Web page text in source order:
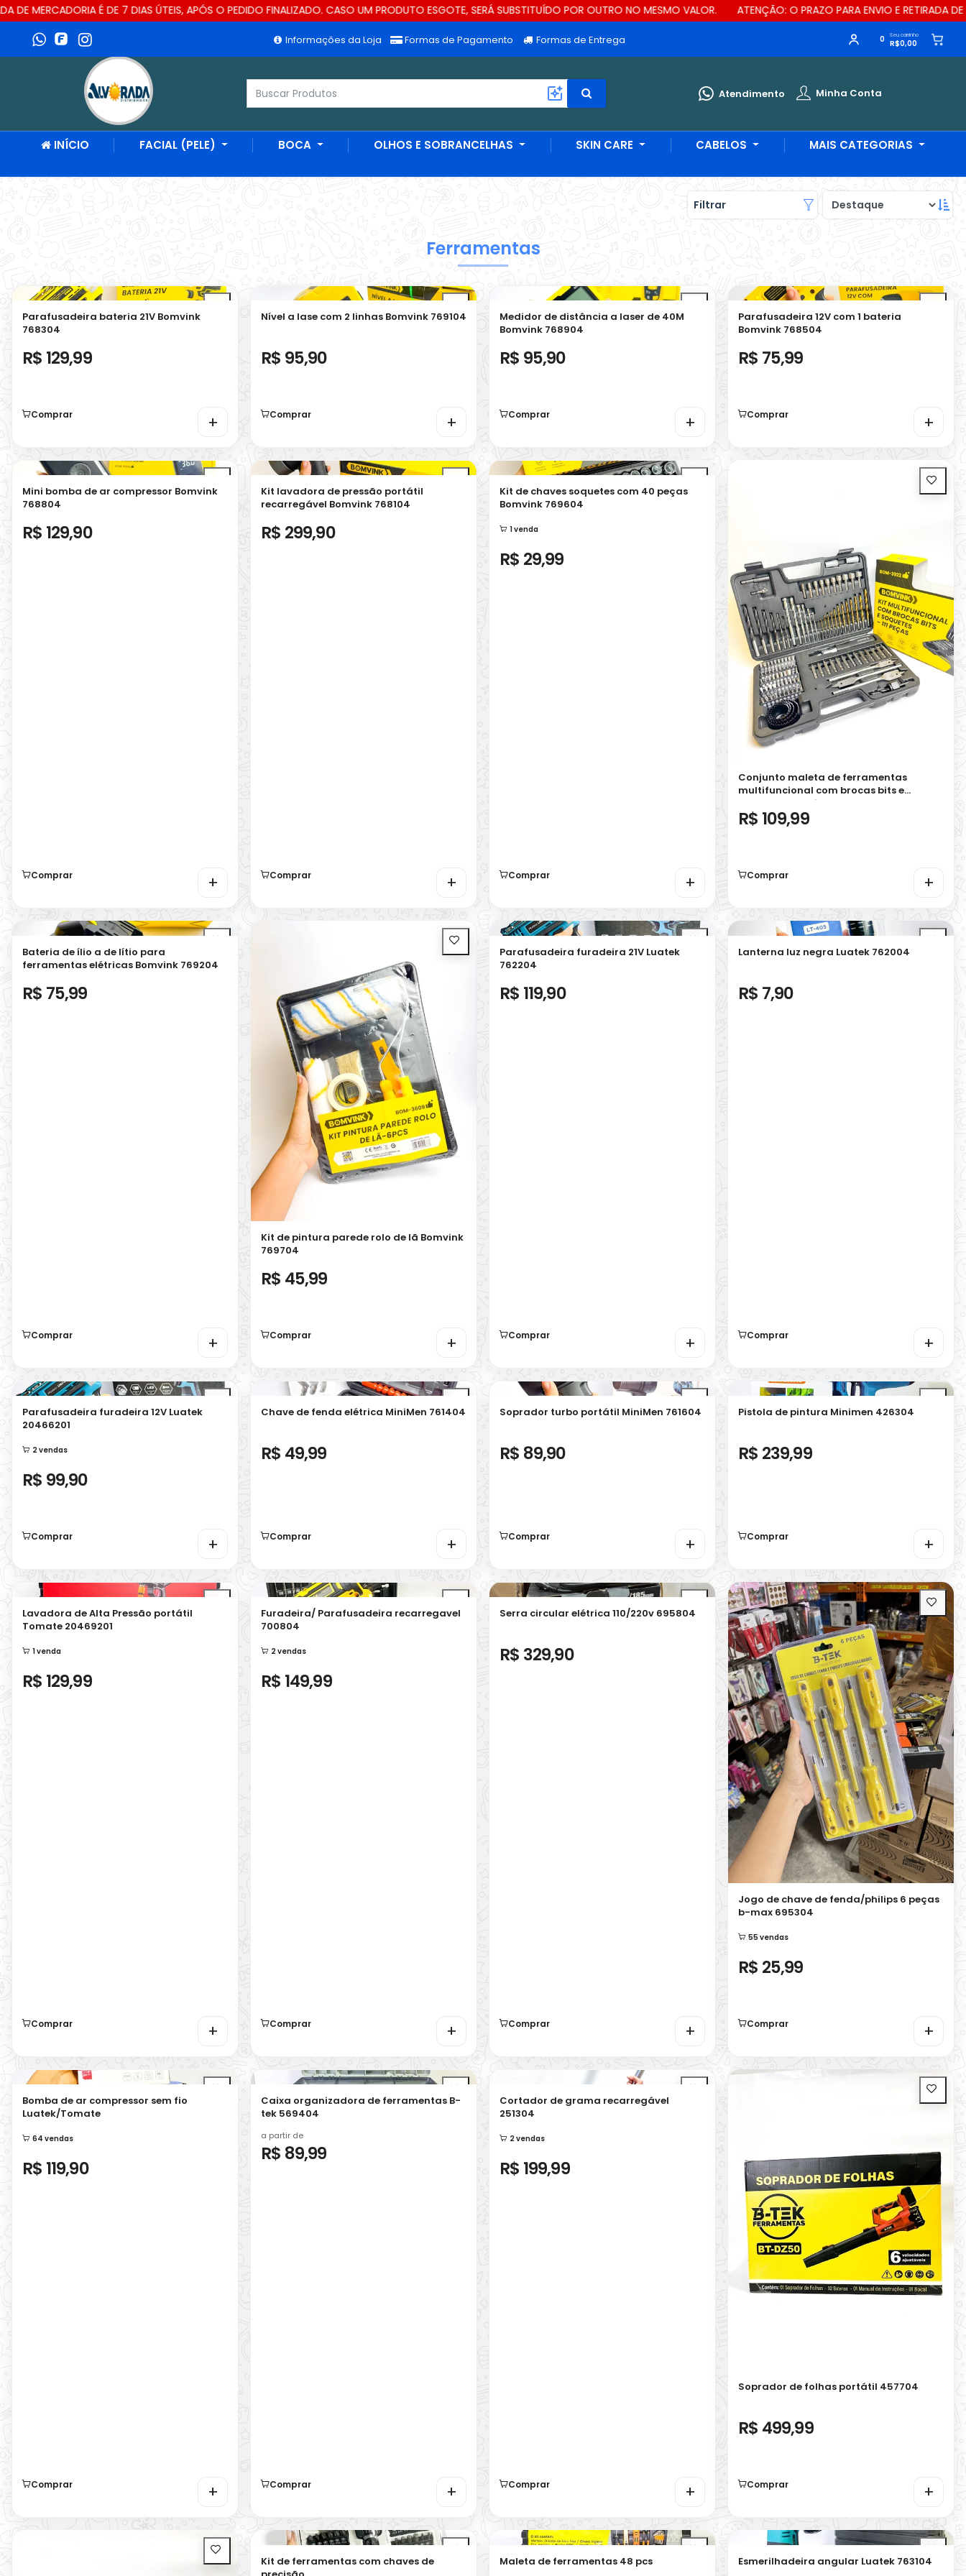
É DE 7 DIAS ÚTEIS, APÓS O PEDIDO FINALIZADO. CASO UM PRODUTO ESGOTE, SERÁ SUBSTITUÍDO POR OUTRO NO MESMO VALOR. ATENÇÃO: O PRAZO PARA ENVIO E RETIRADA DE MERCADORIA
Informações da Loja Formas de Pagamento Formas de Entrega 0 Seu carrinho
R$0,00
Atendimento Minha Conta
INÍCIO FACIAL (PELE) BOCA OLHOS E SOBRANCELHAS SKIN CARE CABELOS MAIS CATEGORIAS
Filtrar
Ferramentas
Parafusadeira bateria 21V Bomvink
768304
R$ 129,99
Comprar +
Nível a lase com 2 linhas Bomvink 769104
R$ 95,90
Comprar +
Medidor de distância a laser de 40M
Bomvink 768904
R$ 95,90
Comprar +
Parafusadeira 12V com 1 bateria
Bomvink 768504
R$ 75,99
Comprar +
Mini bomba de ar compressor Bomvink
768804
R$ 129,90
Comprar +
Kit lavadora de pressão portátil
recarregável Bomvink 768104
R$ 299,90
Comprar +
Kit de chaves soquetes com 40 peças
Bomvink 769604
1 venda
R$ 29,99
Comprar +
Conjunto maleta de ferramentas
multifuncional com brocas bits e
soquetes Bomvink 769304
R$ 109,99
Comprar +
Bateria de ílio a de lítio para
ferramentas elétricas Bomvink 769204
R$ 75,99
Comprar +
Kit de pintura parede rolo de lã Bomvink
769704
R$ 45,99
Comprar +
Parafusadeira furadeira 21V Luatek
762204
R$ 119,90
Comprar +
Lanterna luz negra Luatek 762004
R$ 7,90
Comprar +
Parafusadeira furadeira 12V Luatek
20466201
2 vendas
R$ 99,90
Comprar +
Chave de fenda elétrica MiniMen 761404
R$ 49,99
Comprar +
Soprador turbo portátil MiniMen 761604
R$ 89,90
Comprar +
Pistola de pintura Minimen 426304
R$ 239,99
Comprar +
Lavadora de Alta Pressão portátil
Tomate 20469201
1 venda
R$ 129,99
Comprar +
Furadeira/ Parafusadeira recarregavel
700804
2 vendas
R$ 149,99
Comprar +
Serra circular elétrica 110/220v 695804
R$ 329,90
Comprar +
Jogo de chave de fenda/philips 6 peças
b-max 695304
55 vendas
R$ 25,99
Comprar +
Bomba de ar compressor sem fio
Luatek/Tomate
64 vendas
R$ 119,90
Comprar +
Caixa organizadora de ferramentas B-
tek 569404
a partir de
R$ 89,99
Comprar +
Cortador de grama recarregável
251304
2 vendas
R$ 199,99
Comprar +
Soprador de folhas portátil 457704
R$ 499,99
Comprar +
Kit de ferramentas com chaves de
Maleta de ferramentas 48 pcs Esmerilhadeira angular Luatek 763104